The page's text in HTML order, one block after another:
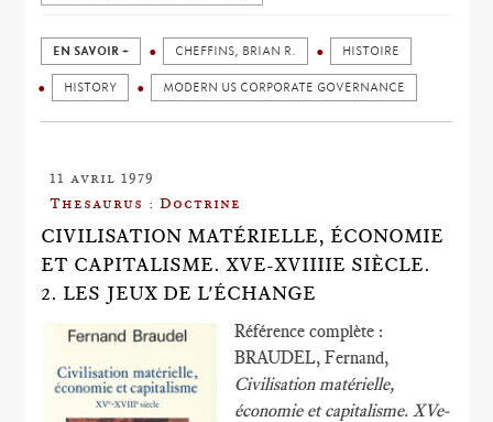
EN SAVOIR + CHEFFINS, BRIAN R. HISTOIRE
HISTORY MODERN US CORPORATE GOVERNANCE
11 avril 1979
Thesaurus : Doctrine
CIVILISATION MATÉRIELLE, ÉCONOMIE
ET CAPITALISME. XVE-XVIIIIE SIÈCLE.
2. LES JEUX DE L'ÉCHANGE
Référence complète :
BRAUDEL, Fernand,
Civilisation matérielle,
économie et capitalisme. XVe-